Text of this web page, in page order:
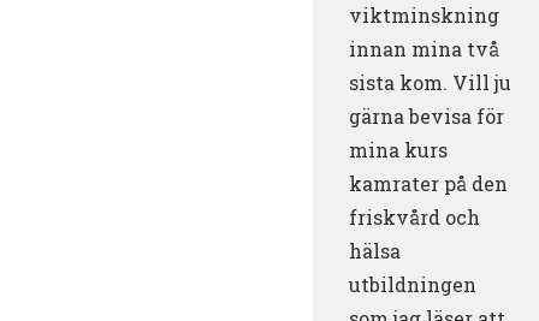
viktminskning
innan mina två
sista kom. Vill ju
gärna bevisa för
mina kurs
kamrater på den
friskvård och
hälsa
utbildningen